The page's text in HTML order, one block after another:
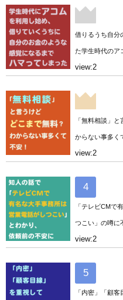
借りるうち自分
た学生時代のア
view:2
「無料相談」
からない事多く
view:2
「テレビCMで
つこい」の噂に
view:2
「内密」「顧